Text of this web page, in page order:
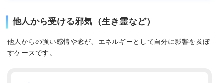
他人から受ける邪気（生き霊など）
他人からの強い感情や念が、エネルギーとして自分に影響を及ぼ
すケースです。